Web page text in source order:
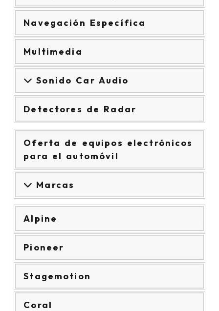
Navegación Específica
Multimedia
Sonido Car Audio
Detectores de Radar
Oferta de equipos electrónicos
para el automóvil
Marcas
Alpine
Pioneer
Stagemotion
Coral